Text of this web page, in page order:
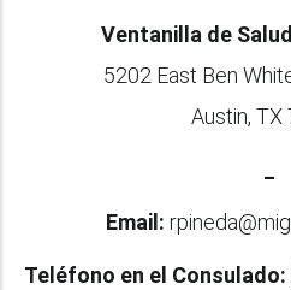
Ventanilla de
5202 East Ben
Austin, TX
_
Email:
Teléfono en el Consulado: